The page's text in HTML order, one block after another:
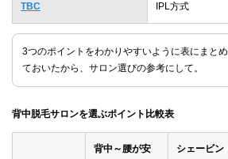
TBC IPL方式
3つのポイントをわかりやすいように表にまとめ
ておいたから、サロン選びの参考にして。
背中脱毛サロンを選ぶポイント比較表
背中～腰が安
シェービン